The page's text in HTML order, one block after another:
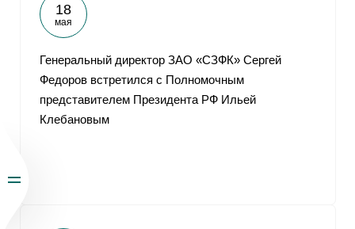
18
мая
Генеральный директор ЗАО «СЗФК» Сергей
Федоров встретился с Полномочным
представителем Президента РФ Ильей
Клебановым